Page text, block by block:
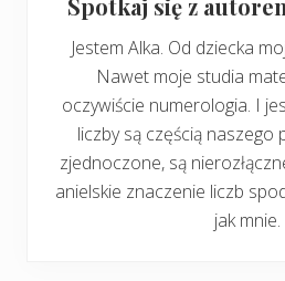
Jestem Alka. Od dziecka
Nawet moje studia
oczywiście numerologia. I
liczby są częścią naszego
zjednoczone, są
anielskie znaczenie liczb
jak mnie.